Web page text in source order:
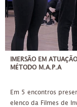
IMERSÃO EM
MÉTODO M.A.P.A
Em 5 encontros
elenco da Filmes de